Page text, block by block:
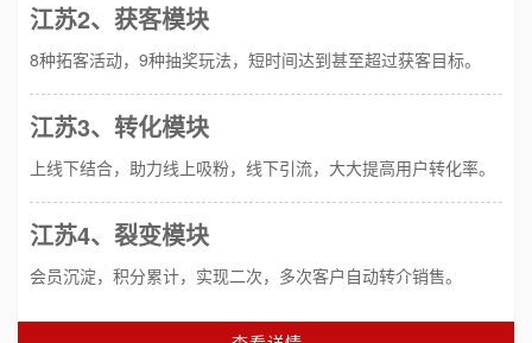
江苏2、获客模块
8种拓客活动，9种抽奖玩法，短时间达到甚至超过获客目标。
江苏3、转化模块
上线下结合，助力线上吸粉，线下引流，大大提高用户转化率。
江苏4、裂变模块
会员沉淀，积分累计，实现二次，多次客户自动转介销售。